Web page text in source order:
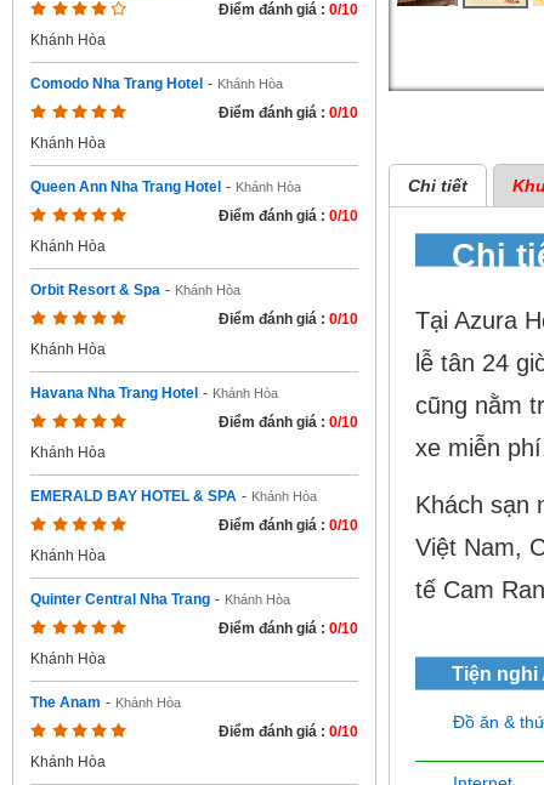
Điểm đánh giá : 0/10
Khánh Hòa
Comodo Nha Trang Hotel - Khánh Hòa
Điểm đánh giá : 0/10
Khánh Hòa
Queen Ann Nha Trang Hotel - Khánh Hòa
Điểm đánh giá : 0/10
Khánh Hòa
Orbit Resort & Spa - Khánh Hòa
Điểm đánh giá : 0/10
Khánh Hòa
Havana Nha Trang Hotel - Khánh Hòa
Điểm đánh giá : 0/10
Khánh Hòa
EMERALD BAY HOTEL & SPA - Khánh Hòa
Điểm đánh giá : 0/10
Khánh Hòa
Quinter Central Nha Trang - Khánh Hòa
Điểm đánh giá : 0/10
Khánh Hòa
The Anam - Khánh Hòa
Điểm đánh giá : 0/10
Khánh Hòa
Chi tiết
Chi
Tại Azura
lễ tân 24
cũng nằm
xe miễn
Khách sạn
Việt Nam,
tế Cam
Tiện nghi
Đồ ăn &